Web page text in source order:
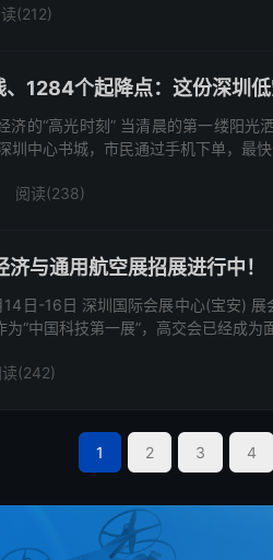
(212)
1284个起降点：这份深圳低
济的“高光时刻” 当清晨的第一缕阳
圳中心书城，市民通过手机下单，最
阅读(238)
与通用航空展招展进行中！
日-16日 深圳国际会展中心(宝安)
“中国科技第一展”，高交会已经成为
读(242)
1 2 3 4